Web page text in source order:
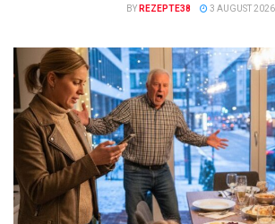
BY REZEPTE38 3 AUGUST 2026